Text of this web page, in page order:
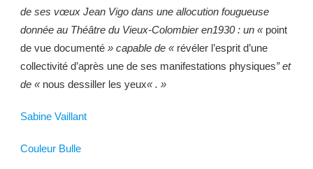
de ses vœux Jean Vigo dans une allocution fougueuse
donnée au Théâtre du Vieux-Colombier en1930 : un « point
de vue documenté » capable de « révéler l’esprit d’une
collectivité d’après une de ses manifestations physiques” et
de « nous dessiller les yeux« . »
Sabine Vaillant
Couleur Bulle